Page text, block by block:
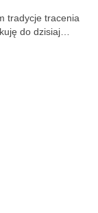
tradycje tracenia
do dzisiaj…